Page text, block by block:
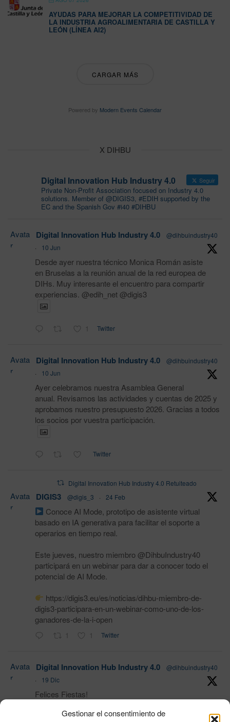
Gestionar el consentimiento de
AYUDAS PARA MEJORAR LA COMPETITIVIDAD DE
LA INDUSTRIA AGROALIMENTARIA DE CASTILLA Y
LEÓN (LÍNEA AI2)
CARGAR MÁS
Powered by Modern Events Calendar
X DIHBU
Digital Innovation Hub Industry 4.0 Seguir
Private Non-Profit Association focused on Industry 4.0
solutions. Member of @DIGIS3, #EDIH supported by the
EC and the Spanish Gov #i40 #DIHBU
Avata
r
Digital Innovation Hub Industry 4.0
@dihbuindustry40
·
10 Jun
Desde ayer nuestra técnico Monica Román asiste
en Bruselas a la reunión anual de la red europea de
DIHs. Muy interesante el encuentro para compartir
experiencias. @edih_net @digis3
1 Twitter
Avata
r
Digital Innovation Hub Industry 4.0
@dihbuindustry40
·
10 Jun
Ayer celebramos nuestra Asamblea General
anual. Revisamos las actividades y cuentas de 2025 y
aprobamos nuestro presupuesto 2026. Gracias a todos
los socios por vuestra participación.
Twitter
Digital Innovation Hub Industry 4.0 Retuiteado
Avata
r
DIGIS3 @digis_3 · 24 Feb
Conoce AI Mode, prototipo de asistente virtual
basado en IA generativa para facilitar el soporte a
operarios en tiempo real.
Este jueves, nuestro miembro @DihbuIndustry40
participará en un webinar para dar a conocer todo el
potencial de AI Mode.
https://digis3.eu/es/noticias/dihbu-miembro-de-
digis3-participara-en-un-webinar-como-uno-de-los-
ganadores-de-la-i-open
1 1 Twitter
Avata
r
Digital Innovation Hub Industry 4.0
@dihbuindustry40
·
19 Dic
Felices Fiestas!